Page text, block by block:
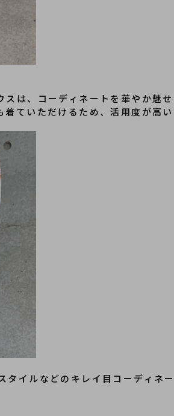
は、コーディネートを華やか魅せ
ていただけるため、活用度が高い
イルなどのキレイ目コーディネ